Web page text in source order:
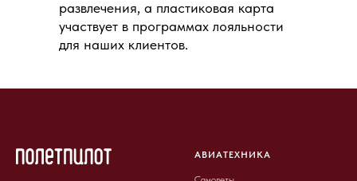
развлечения, а пластиковая карта
участвует в программах лояльности
для наших клиентов.
АВИАТЕХНИКА